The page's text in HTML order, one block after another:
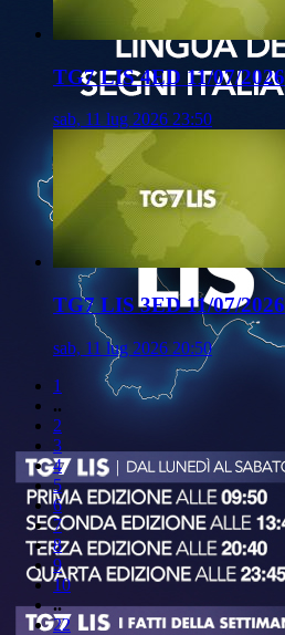
TG7 LIS 4ED 11/07/2026
sab, 11 lug 2026 23:50
TG7 LIS 3ED 11/07/2026
sab, 11 lug 2026 20:50
1
..
2
3
4
5
6
7
8
9
10
..
22